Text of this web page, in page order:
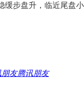
步盘升，临近尾
腾讯朋友